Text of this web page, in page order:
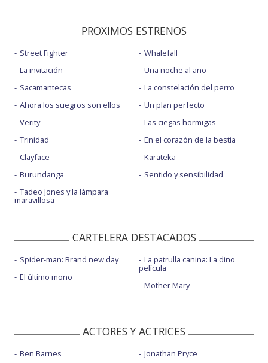
PROXIMOS ESTRENOS
Street Fighter
La invitación
Sacamantecas
Ahora los suegros son ellos
Verity
Trinidad
Clayface
Burundanga
Tadeo Jones y la lámpara
maravillosa
Whalefall
Una noche al año
La constelación del perro
Un plan perfecto
Las ciegas hormigas
En el corazón de la bestia
Karateka
Sentido y sensibilidad
CARTELERA DESTACADOS
Spider-man: Brand new day
El último mono
La patrulla canina: La dino
película
Mother Mary
ACTORES Y ACTRICES
Ben Barnes
Jonathan Pryce